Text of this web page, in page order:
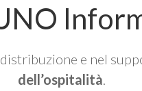
e nel
dell’ospitalità